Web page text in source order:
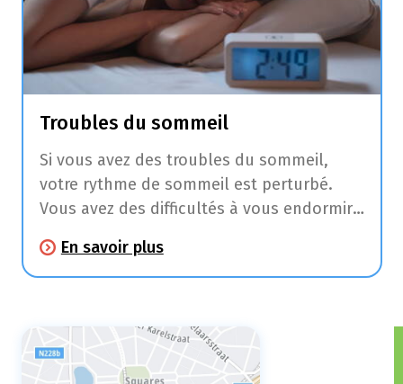
Troubles du sommeil
Si vous avez des troubles du sommeil,
votre rythme de sommeil est perturbé.
Vous avez des difficultés à vous endormir,
sommeil, vous ne dormez pas assez
longtemps ou assez profondément.
En savoir plus